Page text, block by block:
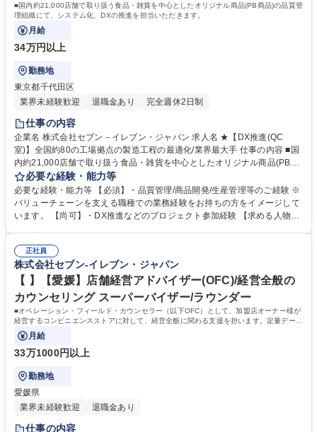
■国内約21,000店舗で取り扱う食品・雑貨を中心としたオリジナル商品(PB商品)の品質管
理組織にて、システム化、DXの推進を担当いただきます。
月給
34万円以上
勤務地
東京都千代田区
業界未経験歓迎
退職金あり 完全週休2日制
仕事の内容
企業名 株式会社セブン－イレブン・ジャパン 求人名 ★【DX推進(QC
室)】全国約80の工場拠点の製造工程の最適化/業界最大手 仕事の内容 ■国
内約21,000店舗で取り扱う食品・雑貨を中心としたオリジナル商品(PB商
品)の品質管理組織にて、システム化、DXの推進を担当いただきます。 製
造工程のリスク評価、製造工場の工程、基準の確認などを行い、品質管理
システムの企画や導入、ペーパレス化などのDX推進を行います。 ※ゆく
ゆくは物流におけるシステム化およびDX化推進も担って頂きます。 【入
っていっていただくことを期待しています。 募集職種 ★【DX推進(QC
室)】全国約80の工場拠点の製造工程の最適化/業界最大手
必要な経験・能力等
必要な経験・能力等 【必須】・品質管理/商品開発/生産管理等のご経験 ※
バリューチェーンを支える職種での業務経験をお持ちの方をイメージして
います。 【尚可】・DX推進などのプロジェクト参加経験 【求める人物
程の最適化、品質の向上に繋がる一大プロジェクトとなります。全国にあ
る約21,000店舗のセブンイレブンに並ぶ幅広い商品の知見も身に着けるこ
とができます。 学歴・資格 学歴：大学院 大学 高専 短大 専修学校 高校 語
学力： 資格：
正社員
株式会社セブン-イレブン・ジャパン
【 】【愛媛】店舗経営アドバイザー(OFC)/経営全般の
カウンセリング スーパーバイザー/ラウンダー
■オペレーション・フィールド・カウンセラー（以下OFC）として、加盟店オーナー様が
経営するコンビニエンスストアに対して、経営全般に関わる支援を担います。定量データ
に基づく運営支援業務をお任せします。
月給
33万1000円以上
勤務地
愛媛県
業界未経験歓迎
退職金あり
仕事の内容